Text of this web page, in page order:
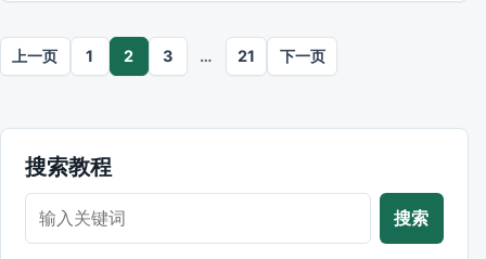
文章分页
上一页 1 2 3 … 21 下一页
搜索教程
搜索教程
搜索